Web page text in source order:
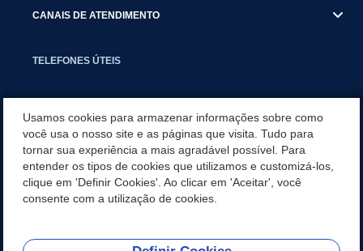
CANAIS DE ATENDIMENTO
TELEFONES ÚTEIS
NOTÍCIAS
APLICATIVO
Usamos cookies para armazenar informações sobre como
você usa o nosso site e as páginas que visita. Tudo para
tornar sua experiência a mais agradável possível. Para
entender os tipos de cookies que utilizamos e customizá-los,
clique em 'Definir Cookies'. Ao clicar em 'Aceitar', você
consente com a utilização de cookies.